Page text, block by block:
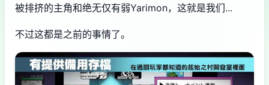
被排挤的主角和绝无仅有弱Yarimon，这就是我们...
不过这都是之前的事情了。